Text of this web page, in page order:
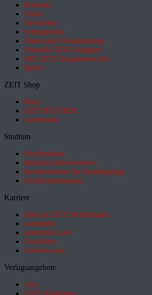
Podcasts
Video
Newsletter
Schlagzeilen
Daten und Visualisierung
Aktuelle ZEIT-Ausgabe
DIE ZEIT Ausgabenarchiv
Spiele
ZEIT Shop
Shop
ZEIT BÜCHER
Geschenke
Studium
HeyStudium
Studium-Interessentest
Suchmaschine für Studiengänge
Hochschulranking
Karriere
Jobs im ZEIT Stellenmarkt
academics
academics.com
GoodJobs
e-fellows.net
Verlagsangebote
Abo
ZEIT Akademie